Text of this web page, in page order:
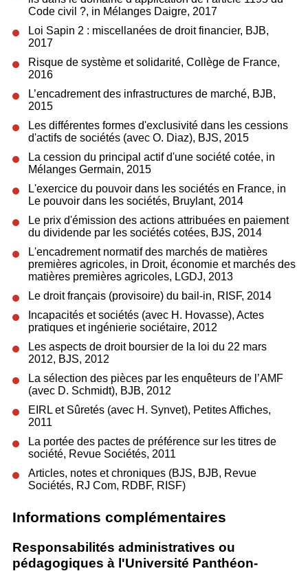
Code civil ?, in Mélanges Daigre, 2017
Loi Sapin 2 : miscellanées de droit financier, BJB,
2017
Risque de système et solidarité, Collège de France,
2016
L’encadrement des infrastructures de marché, BJB,
2015
Les différentes formes d'exclusivité dans les cessions
d'actifs de sociétés (avec O. Diaz), BJS, 2015
La cession du principal actif d'une société cotée, in
Mélanges Germain, 2015
L'exercice du pouvoir dans les sociétés en France, in
Le pouvoir dans les sociétés, Bruylant, 2014
Le prix d'émission des actions attribuées en paiement
du dividende par les sociétés cotées, BJS, 2014
L'encadrement normatif des marchés de matières
premières agricoles, in Droit, économie et marchés des
matières premières agricoles, LGDJ, 2013
Le droit français (provisoire) du bail-in, RISF, 2014
Incapacités et sociétés (avec H. Hovasse), Actes
pratiques et ingénierie sociétaire, 2012
Les aspects de droit boursier de la loi du 22 mars
2012, BJS, 2012
La sélection des pièces par les enquêteurs de l’AMF
(avec D. Schmidt), BJB, 2012
EIRL et Sûretés (avec H. Synvet), Petites Affiches,
2011
La portée des pactes de préférence sur les titres de
société, Revue Sociétés, 2011
Articles, notes et chroniques (BJS, BJB, Revue
Sociétés, RJ Com, RDBF, RISF)
Informations complémentaires
Responsabilités administratives ou
pédagogiques à l'Université Panthéon-